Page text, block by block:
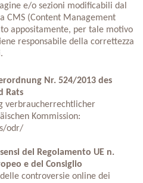
e/o sezioni modificabili dal
CMS (Content Management
appositamente, per tale motivo
responsabile della correttezza
Nr. 524/2013 des
Rats
verbraucherrechtlicher
Kommission:
odr/
del Regolamento UE n.
e del Consiglio
controversie online dei